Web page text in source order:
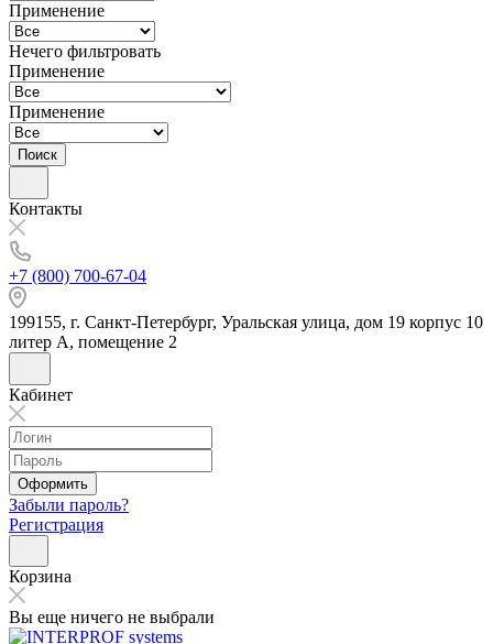
Применение
Нечего фильтровать
Применение
Применение
Поиск
Контакты
+7 (800) 700-67-04
199155, г. Санкт-Петербург, Уральская улица, дом 19 корпус 10
литер А, помещение 2
Кабинет
Оформить
Забыли пароль?
Регистрация
Корзина
Вы еще ничего не выбрали